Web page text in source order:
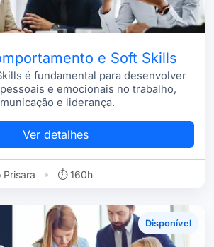
e Soft Skills
é fundamental para desenvolver
e emocionais no trabalho,
e liderança.
Ver detalhes
Prisara • ⏱ 160h
Disponível